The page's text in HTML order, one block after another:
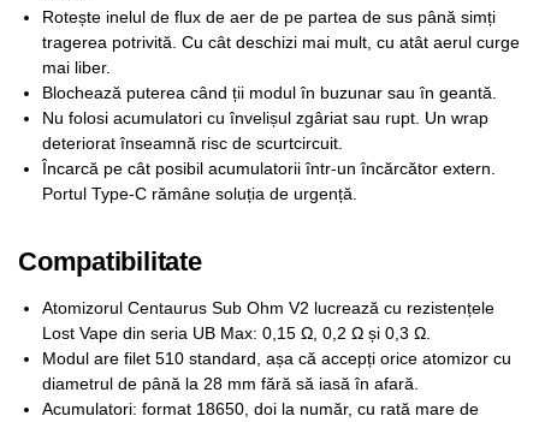
Rotește inelul de flux de aer de pe partea de sus până simți
tragerea potrivită. Cu cât deschizi mai mult, cu atât aerul curge
mai liber.
Blochează puterea când ții modul în buzunar sau în geantă.
Nu folosi acumulatori cu învelișul zgâriat sau rupt. Un wrap
deteriorat înseamnă risc de scurtcircuit.
Încarcă pe cât posibil acumulatorii într-un încărcător extern.
Portul Type-C rămâne soluția de urgență.
Compatibilitate
Atomizorul Centaurus Sub Ohm V2 lucrează cu rezistențele
Lost Vape din seria UB Max: 0,15 Ω, 0,2 Ω și 0,3 Ω.
Modul are filet 510 standard, așa că accepți orice atomizor cu
diametrul de până la 28 mm fără să iasă în afară.
Acumulatori: format 18650, doi la număr, cu rată mare de